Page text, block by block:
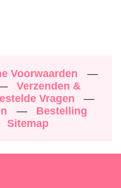
Voorwaarden
—
Verzenden &
Vragen
—
—
Bestelling
Sitemap